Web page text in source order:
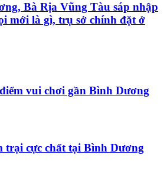
Bà Rịa Vũng Tàu sáp nhập
mới là gì, trụ sở chính đặt ở
vui chơi gần Bình Dương
trại cực chất tại Bình Dương